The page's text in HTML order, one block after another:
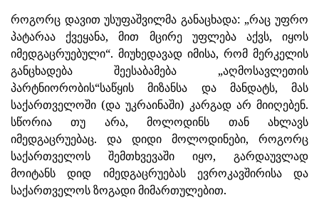
როგორც დავით უსუფაშვილმა განაცხადა: „რაც უფრო
პატარაა ქვეყანა, მით მცირე უფლება აქვს, იყოს
იმედგაცრუებული“. მიუხედავად იმისა, რომ მერკელის
განცხადება შეესაბამება „აღმოსავლეთის
პარტნიორობის“საწყის მიზანსა და მანდატს, მას
საქართველოში (და უკრაინაში) კარგად არ მიიღებენ.
სწორია თუ არა, მოლოდინს თან ახლავს
იმედგაცრუებაც. და დიდი მოლოდინები, როგორც
საქართველოს შემთხვევაში იყო, გარდაუვლად
მოიტანს დიდ იმედგაცრუებას ევროკავშირისა და
საქართველოს ზოგადი მიმართულებით.